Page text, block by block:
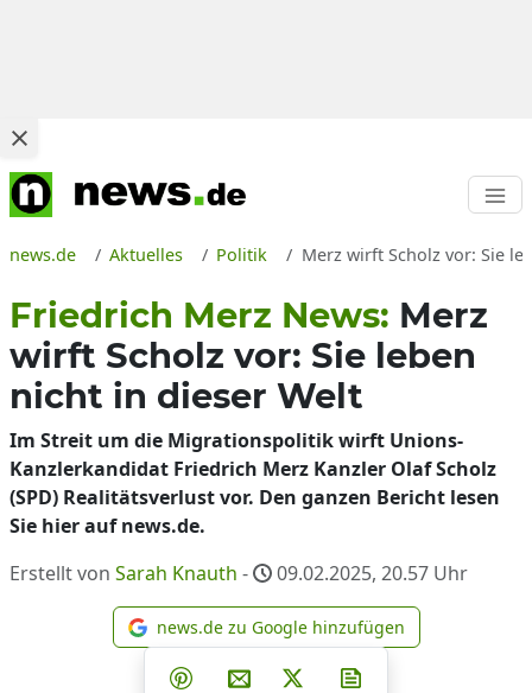
news.de Aktuelles Politik Merz wirft Scholz vor: Sie
Friedrich Merz News: Merz
wirft Scholz vor: Sie leben
nicht in dieser Welt
Im Streit um die Migrationspolitik wirft Unions-
Kanzlerkandidat Friedrich Merz Kanzler Olaf Scholz
(SPD) Realitätsverlust vor. Den ganzen Bericht lesen
Sie hier auf news.de.
Erstellt von Sarah Knauth - 09.02.2025, 20.57 Uhr
news.de zu Google
news.de zu Google hinzufügen
Teilen auf Facebook
Teilen auf Whatsapp
Teilen auf Telegram
Teilen auf Pinterest
Per E-Mail teilen
Post auf X